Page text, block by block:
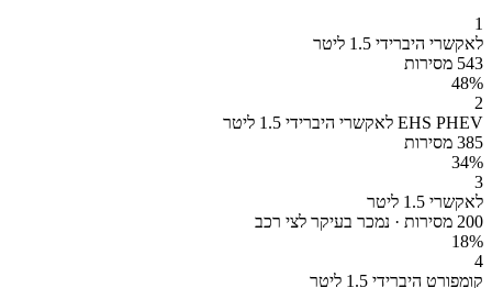
1
לאקשרי היברידי 1.5 ליטר
543 מסירות
48%
2
EHS PHEV לאקשרי היברידי 1.5 ליטר
385 מסירות
34%
3
לאקשרי 1.5 ליטר
200 מסירות · נמכר בעיקר לצי רכב
18%
4
קומפורט היברידי 1.5 ליטר